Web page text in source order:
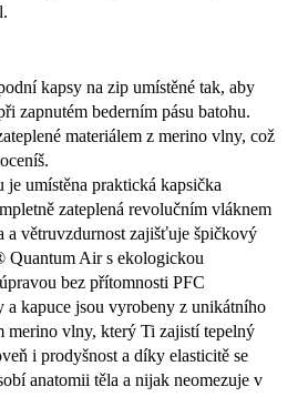
kapsy na zip umístěné tak, aby
zapnutém bederním pásu batohu.
materiálem z merino vlny, což
je umístěna praktická kapsička
zateplená revolučním vláknem
a větruvzdurnost zajišťuje špičkový
Quantum Air s ekologickou
bez přítomnosti PFC
a kapuce jsou vyrobeny z unikátního
merino vlny, který Ti zajistí tepelný
i prodyšnost a díky elasticitě se
anatomii těla a nijak neomezuje v